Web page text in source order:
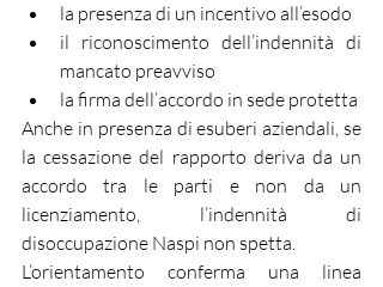
la presenza di un incentivo all’esodo
il riconoscimento dell’indennità di
mancato preavviso
la firma dell’accordo in sede protetta
Anche in presenza di esuberi aziendali, se
la cessazione del rapporto deriva da un
accordo tra le parti e non da un
licenziamento, l’indennità di
disoccupazione Naspi non spetta.
L’orientamento conferma una linea